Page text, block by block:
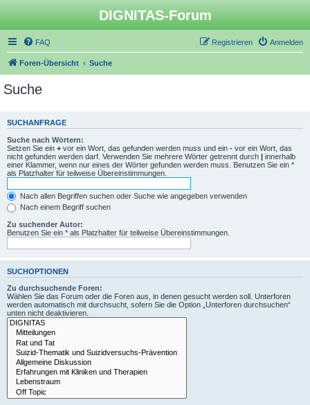
DIGNITAS-Forum
FAQ Anmelden
Registrieren
Foren-Übersicht Suche
Suche
SUCHANFRAGE
Suche nach Wörtern:
Setzen Sie ein + vor ein Wort, das gefunden werden muss und ein - vor ein Wort, das
nicht gefunden werden darf. Verwenden Sie mehrere Wörter getrennt durch | innerhalb
einer Klammer, wenn nur eines der Wörter gefunden werden muss. Benutzen Sie ein *
als Platzhalter für teilweise Übereinstimmungen.
Nach allen Begriffen suchen oder Suche wie angegeben verwenden
Nach einem Begriff suchen
Zu suchender Autor:
Benutzen Sie ein * als Platzhalter für teilweise Übereinstimmungen.
SUCHOPTIONEN
Zu durchsuchende Foren:
Wählen Sie das Forum oder die Foren aus, in denen gesucht werden soll. Unterforen
werden automatisch mit durchsucht, sofern Sie die Option „Unterforen durchsuchen“
unten nicht deaktivieren.